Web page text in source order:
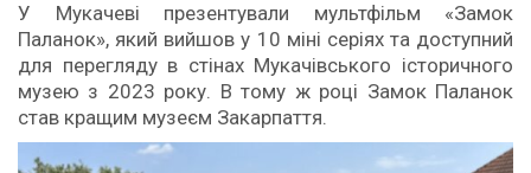
У Мукачеві презентували мультфільм «Замок
Паланок», який вийшов у 10 міні серіях та доступний
для перегляду в стінах Мукачівського історичного
музею з 2023 року. В тому ж році Замок Паланок
став кращим музеєм Закарпаття.